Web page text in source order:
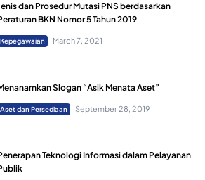
dan Prosedur Mutasi PNS berdasarkan
BKN Nomor 5 Tahun 2019
Kepegawaian March 7, 2021
Slogan “Asik Menata Aset”
Aset dan Persediaan September 28, 2019
Teknologi Informasi dalam Pelayanan